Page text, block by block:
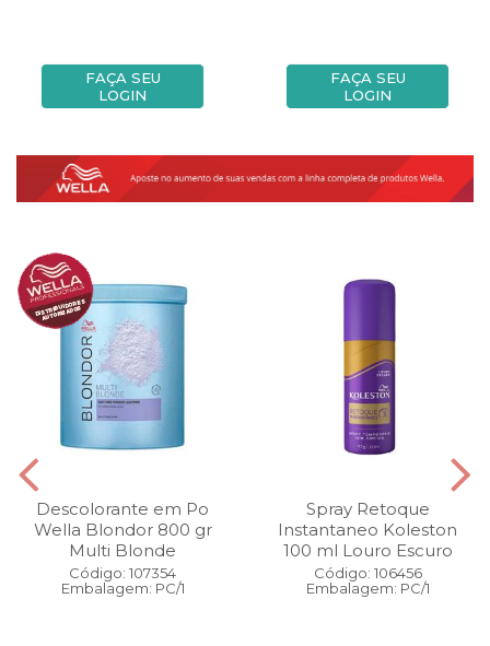
FAÇA SEU
LOGIN
FAÇA SEU
LOGIN
Descolorante em Po
Wella Blondor 800 gr
Multi Blonde
Código: 107354
Embalagem: PC/1
Spray Retoque
Instantaneo Koleston
100 ml Louro Escuro
Código: 106456
Embalagem: PC/1